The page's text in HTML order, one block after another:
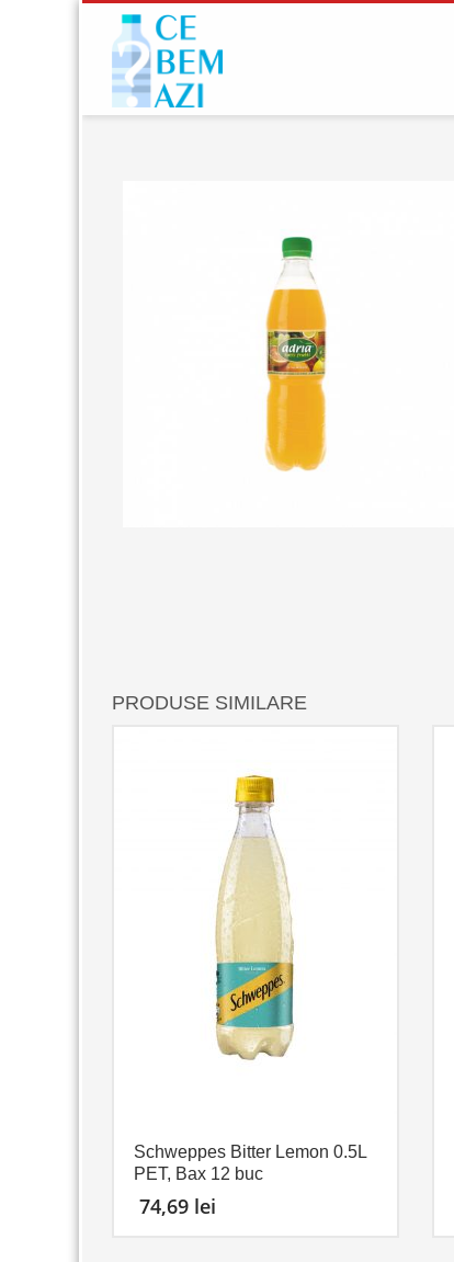
PRODUSE SIMILARE
Schweppes Bitter Lemon 0.5L
PET, Bax 12 buc
74,69 lei